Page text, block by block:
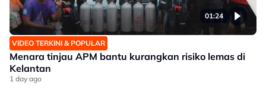
01:24
VIDEO TERKINI & POPULAR
Menara tinjau APM bantu kurangkan risiko lemas di
Kelantan
1 day ago